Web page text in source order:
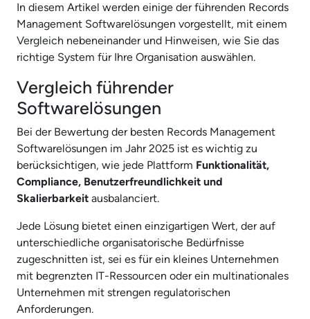
In diesem Artikel werden einige der führenden Records
Management Softwarelösungen vorgestellt, mit einem
Vergleich nebeneinander und Hinweisen, wie Sie das
richtige System für Ihre Organisation auswählen.
Vergleich führender
Softwarelösungen
Bei der Bewertung der besten Records Management
Softwarelösungen im Jahr 2025 ist es wichtig zu
berücksichtigen, wie jede Plattform Funktionalität,
Compliance, Benutzerfreundlichkeit und
Skalierbarkeit ausbalanciert.
Jede Lösung bietet einen einzigartigen Wert, der auf
unterschiedliche organisatorische Bedürfnisse
zugeschnitten ist, sei es für ein kleines Unternehmen
mit begrenzten IT-Ressourcen oder ein multinationales
Unternehmen mit strengen regulatorischen
Anforderungen.